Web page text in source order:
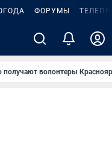
ФОРУМЫ
получают волонтеры